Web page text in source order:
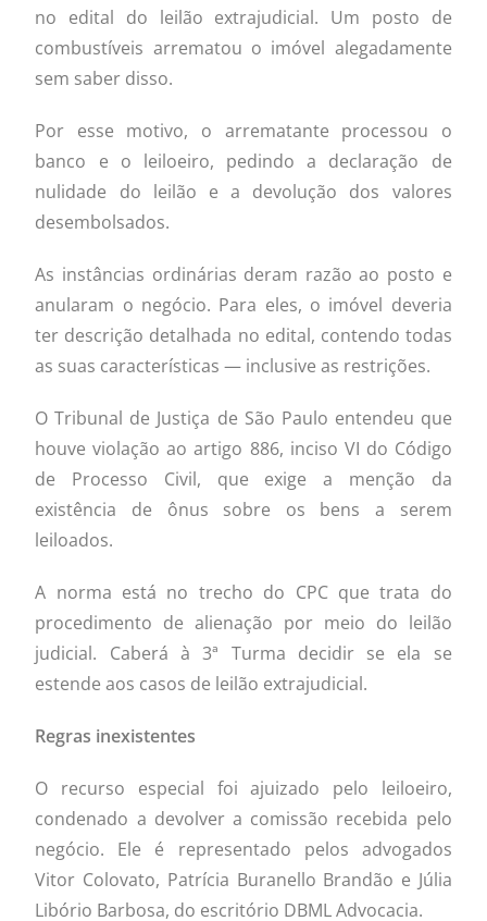
no edital do leilão extrajudicial. Um posto de
combustíveis arrematou o imóvel alegadamente
sem saber disso.
Por esse motivo, o arrematante processou o
banco e o leiloeiro, pedindo a declaração de
nulidade do leilão e a devolução dos valores
desembolsados.
As instâncias ordinárias deram razão ao posto e
anularam o negócio. Para eles, o imóvel deveria
ter descrição detalhada no edital, contendo todas
as suas características — inclusive as restrições.
O Tribunal de Justiça de São Paulo entendeu que
houve violação ao artigo 886, inciso VI do Código
de Processo Civil, que exige a menção da
existência de ônus sobre os bens a serem
leiloados.
A norma está no trecho do CPC que trata do
procedimento de alienação por meio do leilão
judicial. Caberá à 3ª Turma decidir se ela se
estende aos casos de leilão extrajudicial.
Regras inexistentes
O recurso especial foi ajuizado pelo leiloeiro,
condenado a devolver a comissão recebida pelo
negócio. Ele é representado pelos advogados
Vitor Colovato, Patrícia Buranello Brandão e Júlia
Libório Barbosa, do escritório DBML Advocacia.